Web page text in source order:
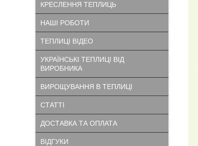
КРЕСЛЕННЯ ТЕПЛИЦЬ
НАШІ РОБОТИ
ТЕПЛИЦІ ВІДЕО
УКРАЇНСЬКІ ТЕПЛИЦІ ВІД
ВИРОБНИКА
ВИРОЩУВАННЯ В ТЕПЛИЦІ
СТАТТІ
ДОСТАВКА ТА ОПЛАТА
ВІДГУКИ